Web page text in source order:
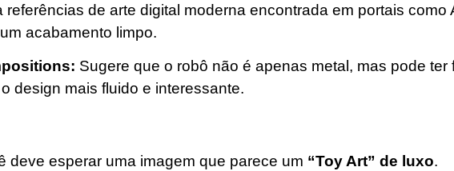
referências de arte digital moderna encontrada em portais como
acabamento limpo.
Sugere que o robô não é apenas metal, mas pode ter
design mais fluido e interessante.
deve esperar uma imagem que parece um “Toy Art” de luxo.